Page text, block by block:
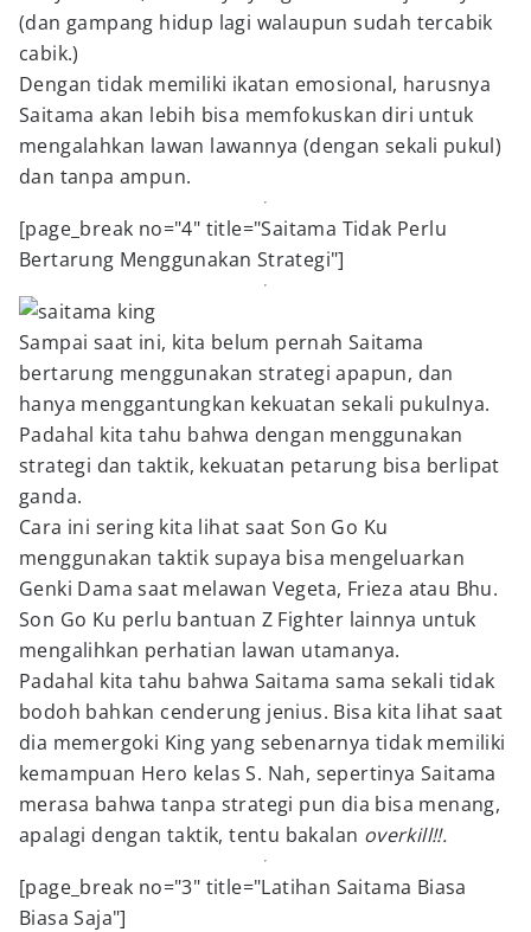
(dan gampang hidup lagi walaupun sudah tercabik
cabik.)
Dengan tidak memiliki ikatan emosional, harusnya
Saitama akan lebih bisa memfokuskan diri untuk
mengalahkan lawan lawannya (dengan sekali pukul)
dan tanpa ampun.
[page_break no="4" title="Saitama Tidak Perlu
Bertarung Menggunakan Strategi"]
Sampai saat ini, kita belum pernah Saitama
bertarung menggunakan strategi apapun, dan
hanya menggantungkan kekuatan sekali pukulnya.
Padahal kita tahu bahwa dengan menggunakan
strategi dan taktik, kekuatan petarung bisa berlipat
ganda.
Cara ini sering kita lihat saat Son Go Ku
menggunakan taktik supaya bisa mengeluarkan
Genki Dama saat melawan Vegeta, Frieza atau Bhu.
Son Go Ku perlu bantuan Z Fighter lainnya untuk
mengalihkan perhatian lawan utamanya.
Padahal kita tahu bahwa Saitama sama sekali tidak
bodoh bahkan cenderung jenius. Bisa kita lihat saat
dia memergoki King yang sebenarnya tidak memiliki
kemampuan Hero kelas S. Nah, sepertinya Saitama
merasa bahwa tanpa strategi pun dia bisa menang,
apalagi dengan taktik, tentu bakalan overkill!!.
[page_break no="3" title="Latihan Saitama Biasa
Biasa Saja"]